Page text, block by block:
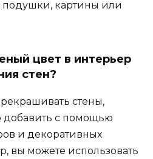
подушки, картины или
цвет в интерьер
стен?
стены,
с помощью
и декоративных
вы можете использовать